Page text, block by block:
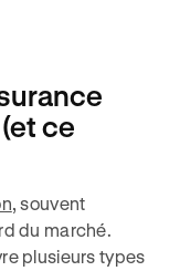
ce
, souvent
du marché.
plusieurs types